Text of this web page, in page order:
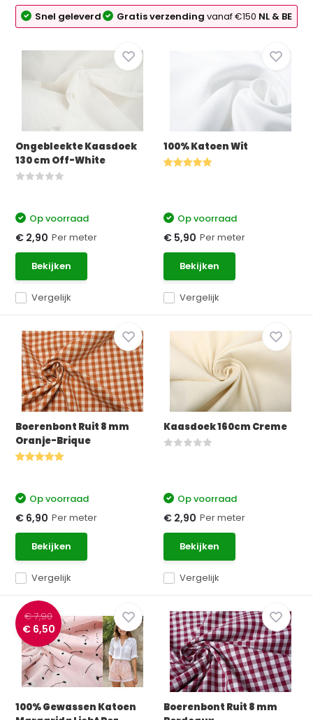
Snel geleverd Gratis verzendingvanaf €150 NL & BE
Ongebleekte Kaasdoek
130 cm Off-White
Vergelijk
Op voorraad
€ 2,90 Per meter
Bekijken
100% Katoen Wit
Vergelijk
Op voorraad
€ 5,90 Per meter
Bekijken
Boerenbont Ruit 8 mm
Oranje-Brique
Vergelijk
Op voorraad
€ 6,90 Per meter
Bekijken
Kaasdoek 160cm Creme
Vergelijk
Op voorraad
€ 2,90 Per meter
Bekijken
€ 7,90
€ 6,50
100% Gewassen Katoen
Boerenbont Ruit 8 mm